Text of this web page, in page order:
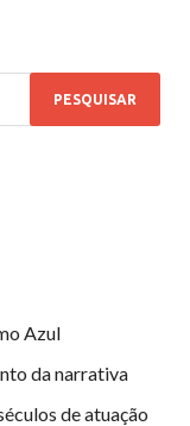
Azul
da narrativa
de atuação